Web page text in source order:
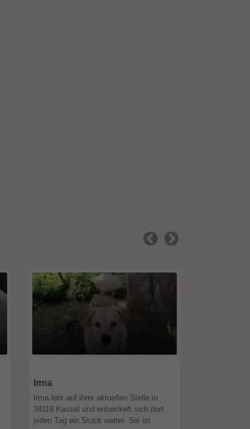
Irma
Irma lebt auf ihrer aktuellen Stelle in
34119 Kassel und entwickelt sich dort
jeden Tag ein Stück weiter. Sie ist